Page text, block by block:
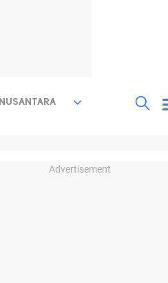
NUSANTARA
Advertisement